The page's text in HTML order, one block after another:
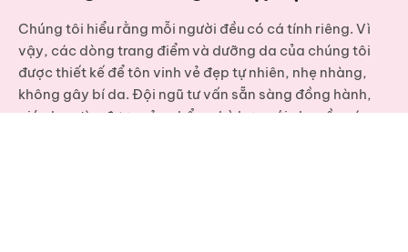
Chúng tôi hiểu rằng mỗi người đều có cá tính riêng. Vì
vậy, các dòng trang điểm và dưỡng da của chúng tôi
được thiết kế để tôn vinh vẻ đẹp tự nhiên, nhẹ nhàng,
không gây bí da. Đội ngũ tư vấn sẵn sàng đồng hành,
giúp bạn tìm được sản phẩm phù hợp với nhu cầu cá